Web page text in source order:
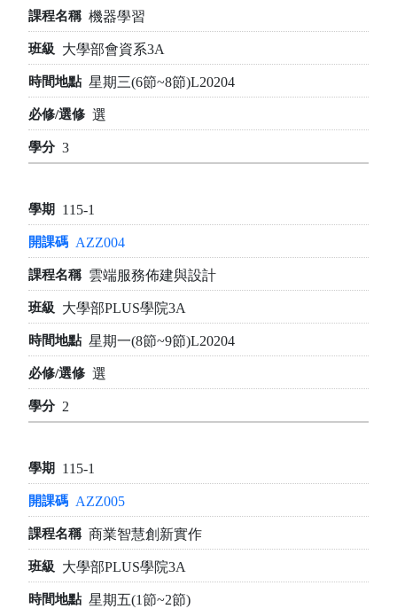
機器學習
大學部會資系3A
星期三(6節~8節)L20204
選
3
115-1
AZZ004
雲端服務佈建與設計
大學部PLUS學院3A
星期一(8節~9節)L20204
選
2
115-1
AZZ005
商業智慧創新實作
大學部PLUS學院3A
星期五(1節~2節)